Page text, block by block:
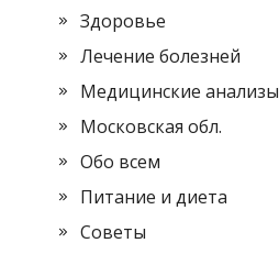
Здоровье
Лечение болезней
Медицинские анализы
Московская обл.
Обо всем
Питание и диета
Советы